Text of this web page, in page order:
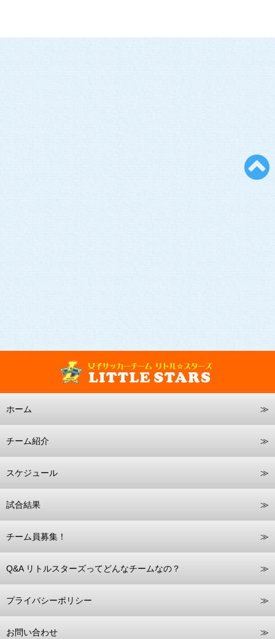
ホーム
チーム紹介
スケジュール
試合結果
チーム員募集！
Q&A リトルスターズってどんなチームなの？
プライバシーポリシー
お問い合わせ